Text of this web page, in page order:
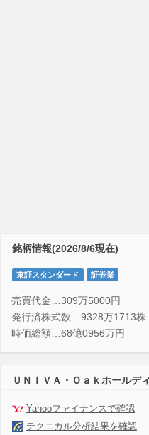
銘柄情報(2026/8/6現在)
東証スタンダード 証券業
売買代金…309万5000円
発行済株式数…9328万1713株
時価総額…68億0956万円
ＵＮＩＶＡ・Ｏａｋホールデ
Yahooファイナンスで確認
テクニカル分析結果を確認